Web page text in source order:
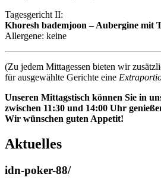
Tagesgericht II:
Khoresh bademjoon – Aubergine mit
Allergene: keine
(Zu jedem Mittagessen bieten wir
für ausgewählte Gerichte eine
Unseren Mittagstisch können Sie in
zwischen 11:30 und 14:00 Uhr
Wir wünschen guten Appetit!
Aktuelles
idn-poker-88/